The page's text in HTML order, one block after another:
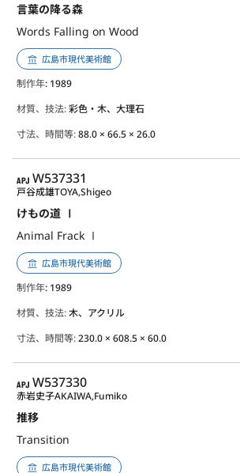
言葉の降る森
Words Falling on Wood
広島市現代美術館
制作年: 1989
材質、技法:彩色・木、大理石
寸法、時間等:88.0 × 66.5 × 26.0
APJ
W537331
けもの道 Ⅰ
Animal Frack Ⅰ
戸谷成雄TOYA,Shigeo
広島市現代美術館
制作年: 1989
材質、技法:木、アクリル
寸法、時間等:230.0 × 608.5 × 60.0
APJ
W537330
推移
Transition
赤岩史子AKAIWA,Fumiko
広島市現代美術館